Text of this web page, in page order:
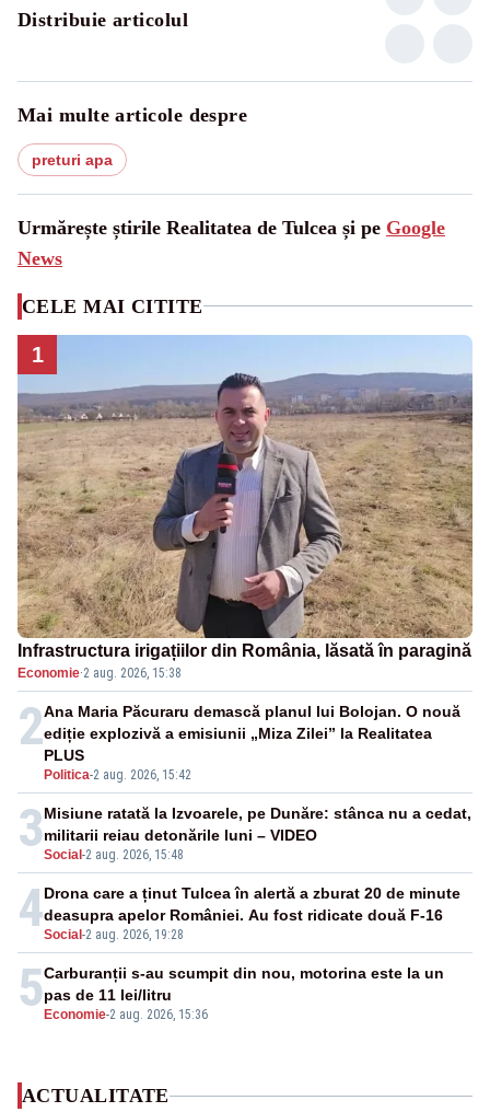
Distribuie articolul
Mai multe articole despre
preturi apa
Urmărește știrile Realitatea de Tulcea și pe Google
News
CELE MAI CITITE
1
Infrastructura irigațiilor din România, lăsată în paragină
Economie·2 aug. 2026, 15:38
2
Politica-2 aug. 2026, 15:42
Ana Maria Păcuraru demască planul lui Bolojan. O nouă
ediție explozivă a emisiunii „Miza Zilei” la Realitatea
PLUS
3Social -2 aug. 2026, 15:48
Misiune ratată la Izvoarele, pe Dunăre: stânca nu a cedat,
militarii reiau detonările luni – VIDEO
4Social -2 aug. 2026, 19:28
Drona care a ținut Tulcea în alertă a zburat 20 de minute
deasupra apelor României. Au fost ridicate două F-16
5 Economie-2 aug. 2026, 15:36
Carburanții s-au scumpit din nou, motorina este la un
pas de 11 lei/litru
ACTUALITATE